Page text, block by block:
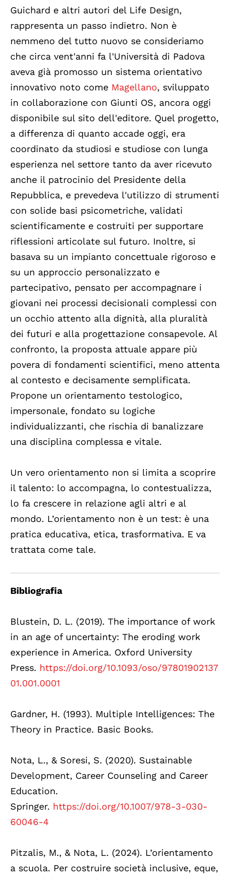
Guichard e altri autori del Life Design,
rappresenta un passo indietro. Non è
nemmeno del tutto nuovo se consideriamo
che circa vent'anni fa l'Università di Padova
aveva già promosso un sistema orientativo
innovativo noto come Magellano, sviluppato
in collaborazione con Giunti OS, ancora oggi
disponibile sul sito dell'editore. Quel progetto,
a differenza di quanto accade oggi, era
coordinato da studiosi e studiose con lunga
esperienza nel settore tanto da aver ricevuto
anche il patrocinio del Presidente della
Repubblica, e prevedeva l'utilizzo di strumenti
con solide basi psicometriche, validati
scientificamente e costruiti per supportare
riflessioni articolate sul futuro. Inoltre, si
basava su un impianto concettuale rigoroso e
su un approccio personalizzato e
partecipativo, pensato per accompagnare i
giovani nei processi decisionali complessi con
un occhio attento alla dignità, alla pluralità
dei futuri e alla progettazione consapevole. Al
confronto, la proposta attuale appare più
povera di fondamenti scientifici, meno attenta
al contesto e decisamente semplificata.
Propone un orientamento testologico,
impersonale, fondato su logiche
individualizzanti, che rischia di banalizzare
una disciplina complessa e vitale.
Un vero orientamento non si limita a scoprire
il talento: lo accompagna, lo contestualizza,
lo fa crescere in relazione agli altri e al
mondo. L’orientamento non è un test: è una
pratica educativa, etica, trasformativa. E va
trattata come tale.
Bibliografia
Blustein, D. L. (2019). The importance of work
in an age of uncertainty: The eroding work
experience in America. Oxford University
Press. https://doi.org/10.1093/oso/97801902137
01.001.0001
Gardner, H. (1993). Multiple Intelligences: The
Theory in Practice. Basic Books.
Nota, L., & Soresi, S. (2020). Sustainable
Development, Career Counseling and Career
Education.
Springer. https://doi.org/10.1007/978-3-030-
60046-4
Pitzalis, M., & Nota, L. (2024). L’orientamento
a scuola. Per costruire società inclusive, eque,